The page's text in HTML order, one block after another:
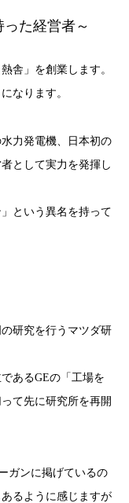
た経営者～
舎」を創業します。
なります。
力発電機、日本初の
として実力を発揮し
という異名を持って
研究を行うマツダ研
あるGEの「工場を
て先に研究所を再開
ガンに掲げているの
るように感じますが